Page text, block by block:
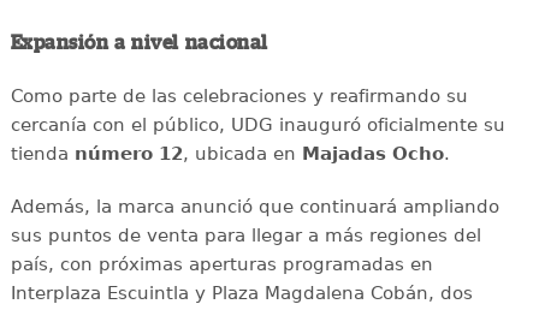
Expansión a nivel nacional
Como parte de las celebraciones y reafirmando su
cercanía con el público, UDG inauguró oficialmente su
tienda número 12, ubicada en Majadas Ocho.
Además, la marca anunció que continuará ampliando
sus puntos de venta para llegar a más regiones del
país, con próximas aperturas programadas en
Interplaza Escuintla y Plaza Magdalena Cobán, dos